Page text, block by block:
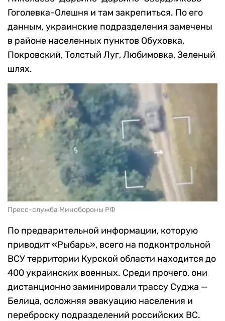
Гоголевка-Олешня и там закрепиться. По его
данным, украинские подразделения замечены
в районе населенных пунктов Обуховка,
Покровский, Толстый Луг, Любимовка, Зеленый
шлях.
Пресс-служба Минобороны РФ
По предварительной информации, которую
приводит «Рыбарь», всего на подконтрольной
ВСУ территории Курской области находится до
400 украинских военных. Среди прочего, они
дистанционно заминировали трассу Суджа —
Белица, осложняя эвакуацию населения и
переброску подразделений российских ВС.